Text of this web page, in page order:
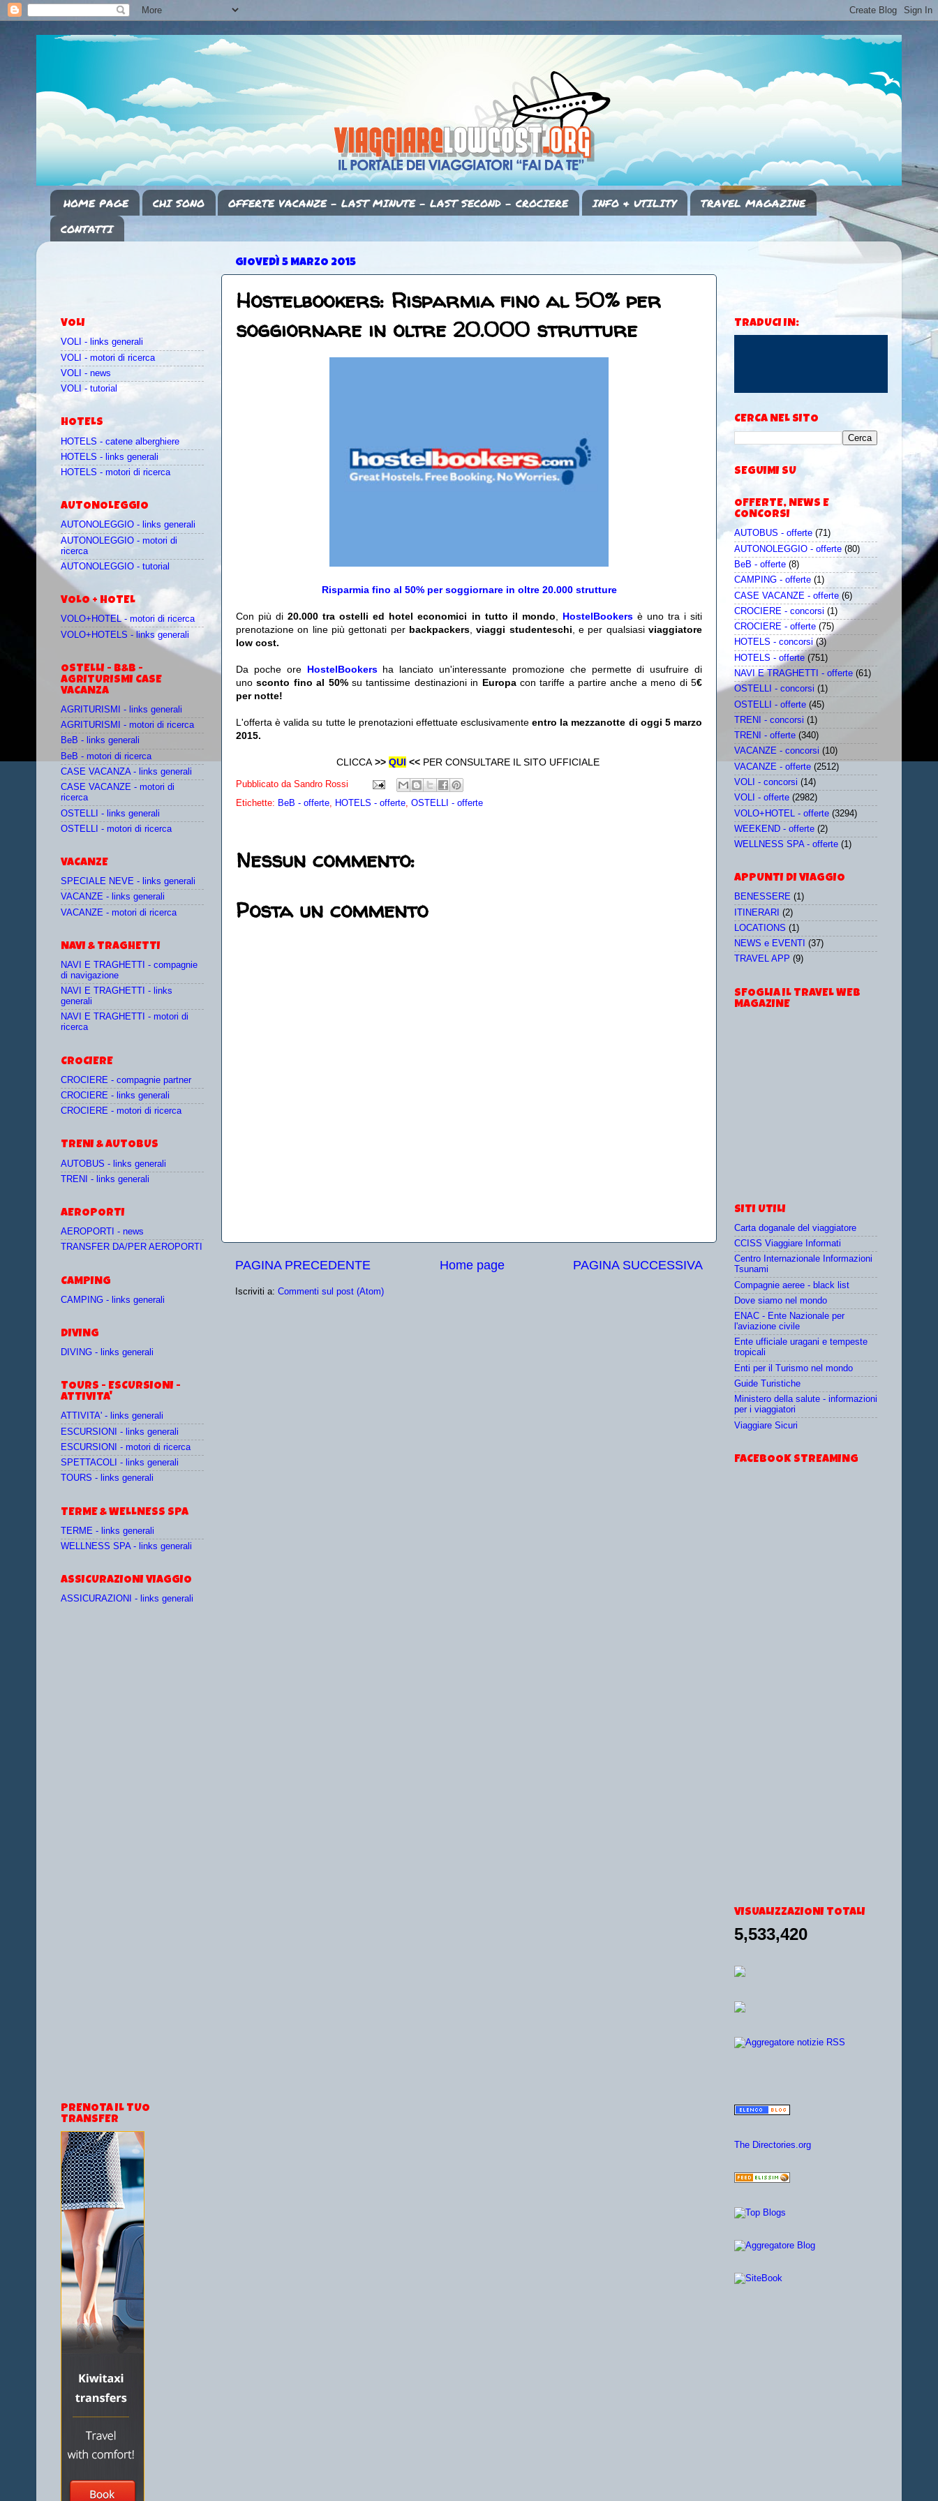
HOME PAGE CHI SONO OFFERTE VACANZE - LAST MINUTE - LAST SECOND - CROCIERE INFO & UTILITY
TRAVEL MAGAZINE
CONTATTI
GIOVEDÌ 5 MARZO 2015
Hostelbookers: Risparmia fino al 50% per
soggiornare in oltre 20.000 strutture
Risparmia fino al 50% per soggiornare in oltre 20.000 strutture
Con più di20.000 tra ostelli ed hotel economici in tutto il mondo HostelBookersè uno tra i siti
prenotazione on line più gettonati per backpackers ,viaggi studenteschi , e per qualsiasiviaggiatore
low cost.
Da poche ore HostelBookers ha lanciato un'interessante promozione che permette di usufruire di
unosconto fino al 50%su tantissime destinazioni in Europacon tariffe a partire anche a meno di 5€
per notte!
L'offerta è valida su tutte le prenotazioni effettuate esclusivamenteentro la mezzanotte di oggi 5 marzo
2015.
CLICCA >> QUI <<PER CONSULTARE IL SITO UFFICIALE
Pubblicato da Sandro Rossi
Etichette: BeB - offerte HOTELS - offerte OSTELLI - offerte
Nessun commento:
Posta un commento
PAGINA PRECEDENTE PAGINA SUCCESSIVA
Home page
Iscriviti a: Commenti sul post (Atom)
VOLI
VOLI - links generali
VOLI - motori di ricerca
VOLI - news
VOLI - tutorial
HOTELS
HOTELS - catene alberghiere
HOTELS - links generali
HOTELS - motori di ricerca
AUTONOLEGGIO
AUTONOLEGGIO - links generali
AUTONOLEGGIO - motori di
ricerca
AUTONOLEGGIO - tutorial
VOLO + HOTEL
VOLO+HOTEL - motori di ricerca
VOLO+HOTELS - links generali
OSTELLI - B&B -
AGRITURISMI CASE
VACANZA
AGRITURISMI - links generali
AGRITURISMI - motori di ricerca
BeB - links generali
BeB - motori di ricerca
CASE VACANZA - links generali
CASE VACANZE - motori di
ricerca
OSTELLI - links generali
OSTELLI - motori di ricerca
VACANZE
SPECIALE NEVE - links generali
VACANZE - links generali
VACANZE - motori di ricerca
NAVI & TRAGHETTI
NAVI E TRAGHETTI - compagnie
di navigazione
NAVI E TRAGHETTI - links
generali
NAVI E TRAGHETTI - motori di
ricerca
CROCIERE
CROCIERE - compagnie partner
CROCIERE - links generali
CROCIERE - motori di ricerca
TRENI & AUTOBUS
AUTOBUS - links generali
TRENI - links generali
AEROPORTI
AEROPORTI - news
TRANSFER DA/PER AEROPORTI
CAMPING
CAMPING - links generali
DIVING
DIVING - links generali
TOURS - ESCURSIONI -
ATTIVITA'
ATTIVITA' - links generali
ESCURSIONI - links generali
ESCURSIONI - motori di ricerca
SPETTACOLI - links generali
TOURS - links generali
TERME & WELLNESS SPA
TERME - links generali
WELLNESS SPA - links generali
ASSICURAZIONI VIAGGIO
ASSICURAZIONI - links generali
PRENOTA IL TUO
TRANSFER
TRADUCI IN:
CERCA NEL SITO
SEGUIMI SU
OFFERTE, NEWS E
CONCORSI
AUTOBUS - offerte (71)
AUTONOLEGGIO - offerte (80)
BeB - offerte (8)
CAMPING - offerte (1)
CASE VACANZE - offerte (6)
CROCIERE - concorsi (1)
CROCIERE - offerte (75)
HOTELS - concorsi (3)
HOTELS - offerte (751)
NAVI E TRAGHETTI - offerte (61)
OSTELLI - concorsi (1)
OSTELLI - offerte (45)
TRENI - concorsi (1)
TRENI - offerte (340)
VACANZE - concorsi (10)
VACANZE - offerte (2512)
VOLI - concorsi (14)
VOLI - offerte (2982)
VOLO+HOTEL - offerte (3294)
WEEKEND - offerte (2)
WELLNESS SPA - offerte (1)
APPUNTI DI VIAGGIO
BENESSERE (1)
ITINERARI (2)
LOCATIONS (1)
NEWS e EVENTI
(37)
TRAVEL APP (9)
SFOGLIA IL TRAVEL WEB
MAGAZINE
SITI UTILI
Carta doganale del viaggiatore
CCISS Viaggiare Informati
Centro Internazionale Informazioni
Tsunami
Compagnie aeree - black list
Dove siamo nel mondo
ENAC - Ente Nazionale per
l'aviazione civile
Ente ufficiale uragani e tempeste
tropicali
Enti per il Turismo nel mondo
Guide Turistiche
Ministero della salute - informazioni
per i viaggiatori
Viaggiare Sicuri
FACEBOOK STREAMING
VISUALIZZAZIONI TOTALI
5,533,420
The Directories.org